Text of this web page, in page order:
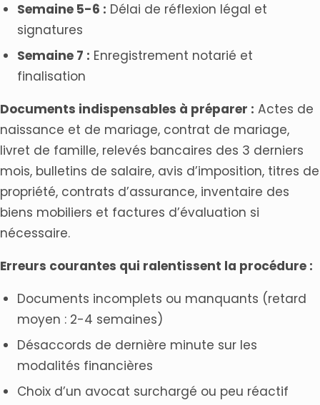
Semaine 5-6 : Délai de réflexion légal et
signatures
Semaine 7 : Enregistrement notarié et
finalisation
Documents indispensables à préparer : Actes de
naissance et de mariage, contrat de mariage,
livret de famille, relevés bancaires des 3 derniers
mois, bulletins de salaire, avis d’imposition, titres de
propriété, contrats d’assurance, inventaire des
biens mobiliers et factures d’évaluation si
nécessaire.
Erreurs courantes qui ralentissent la procédure :
Documents incomplets ou manquants (retard
moyen : 2-4 semaines)
Désaccords de dernière minute sur les
modalités financières
Choix d’un avocat surchargé ou peu réactif